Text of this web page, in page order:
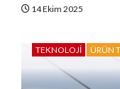
14 Ekim 2025
TEKNOLOJI ÜRÜN